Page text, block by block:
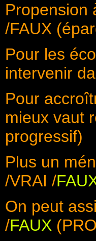
Propension
/FAUX
Pour les
intervenir
Pour
mieux vaut
progressif)
Plus un
/VRAI /
On peut
/FAUX